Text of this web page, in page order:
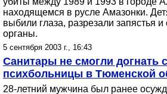
находящемся в русле Амазонки.
выбили глаза, разрезали запястья
органы.
5 сентября 2003 г., 16:43
Санитары не смогли догнать
психбольницы в Тюменской
28-летний мужчина был ранее